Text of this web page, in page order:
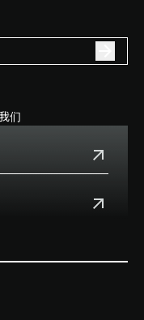
们
357-358舖